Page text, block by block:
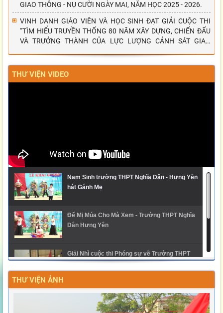
GIAO THÔNG - NỤ CƯỜI NGÀY MAI, NĂM HỌC 2025 - 2026.
VINH DANH GIÁO VIÊN VÀ HỌC SINH ĐẠT GIẢI CUỘC THI
“TÌM HIỂU TRUYỀN THỐNG 80 NĂM XÂY DỰNG, CHIẾN ĐẤU
VÀ TRƯỞNG THÀNH CỦA LỰC LƯỢNG CẢNH SÁT GIAO
THƯ VIỆN VIDEO
Nam Sinh trường THPT Nghĩa Dân - Hưng Yên
hát Gánh Mẹ
Để Mị Múa Cho Mà Xem - Trường THPT Nghĩa
Dân Hưng Yên
Giải Nhì cuộc thi Phóng sự về Trường THPT
Nghĩa Dân
Ngày hội trải nghiệm STEM 2025 - THPT Nghĩa
THƯ VIỆN ẢNH